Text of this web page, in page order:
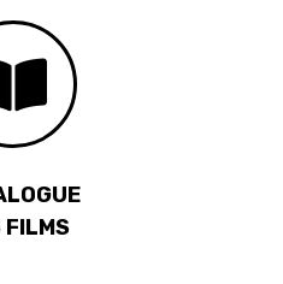
FILMS